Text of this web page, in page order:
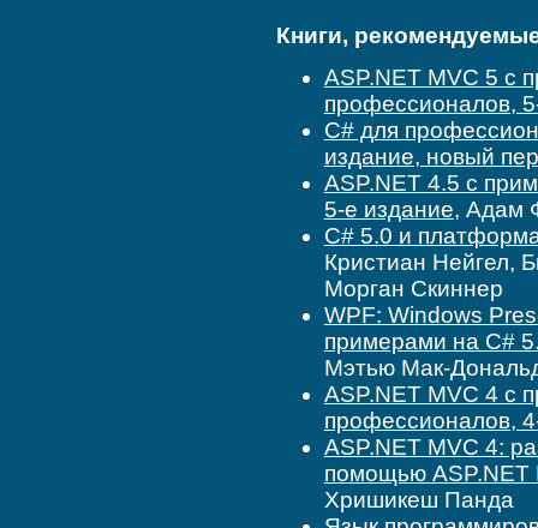
Книги,
ASP.NET MVC 5 с
профессионалов,
C# для
издание, новый
ASP.NET 4.5 с
5-е издание, Адам
C# 5.0 и
Кристиан Нейгел,
Морган Скиннер
WPF: Windows
примерами на C#
Мэтью Мак-
ASP.NET MVC 4 с
профессионалов,
ASP.NET MVC 4:
помощью ASP.NET
Хришикеш Панда